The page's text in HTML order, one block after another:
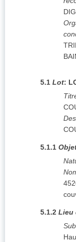
5.1 Lot:
5.1.1
5.1.2 Lieu